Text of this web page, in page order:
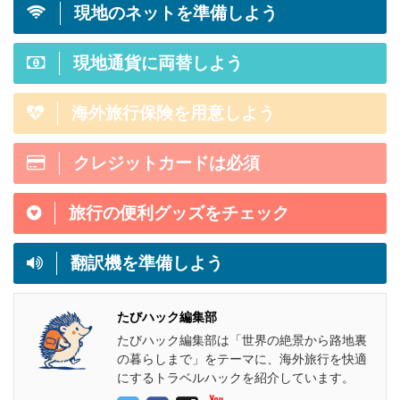
現地のネットを準備しよう
現地通貨に両替しよう
海外旅行保険を用意しよう
クレジットカードは必須
旅行の便利グッズをチェック
翻訳機を準備しよう
たびハック編集部
たびハック編集部は「世界の絶景から路地裏
の暮らしまで」をテーマに、海外旅行を快適
にするトラベルハックを紹介しています。